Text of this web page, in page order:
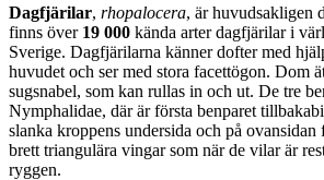
Dagfjärilar, rhopalocera, är huvudsakligen
finns över 19 000 kända arter dagfjärilar i
Sverige. Dagfjärilarna känner dofter med
huvudet och ser med stora facettögon. Dom
sugsnabel, som kan rullas in och ut. De tre
Nymphalidae, där är första benparet
slanka kroppens undersida och på ovansidan
brett triangulära vingar som när de vilar är
ryggen.